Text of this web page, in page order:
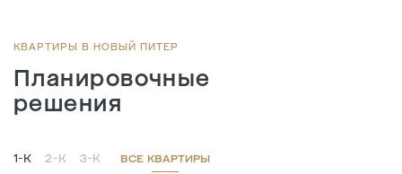
КВАРТИРЫ В НОВЫЙ ПИТЕР
Планировочные
решения
1-К 2-К 3-К ВСЕ КВАРТИРЫ